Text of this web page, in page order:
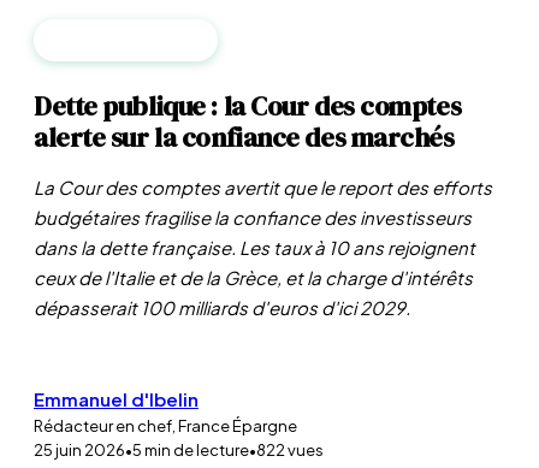
Dette publique : la Cour des comptes
alerte sur la confiance des marchés
La Cour des comptes avertit que le report des efforts
budgétaires fragilise la confiance des investisseurs
dans la dette française. Les taux à 10 ans rejoignent
ceux de l'Italie et de la Grèce, et la charge d'intérêts
dépasserait 100 milliards d'euros d'ici 2029.
Emmanuel d'Ibelin
Rédacteur en chef, France Épargne
25 juin 2026•5min de lecture•822vues